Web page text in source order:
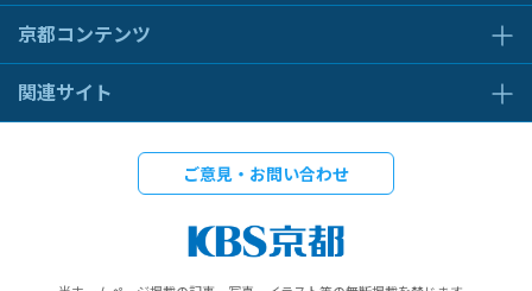
京都コンテンツ
関連サイト
ご意見・お問い合わせ